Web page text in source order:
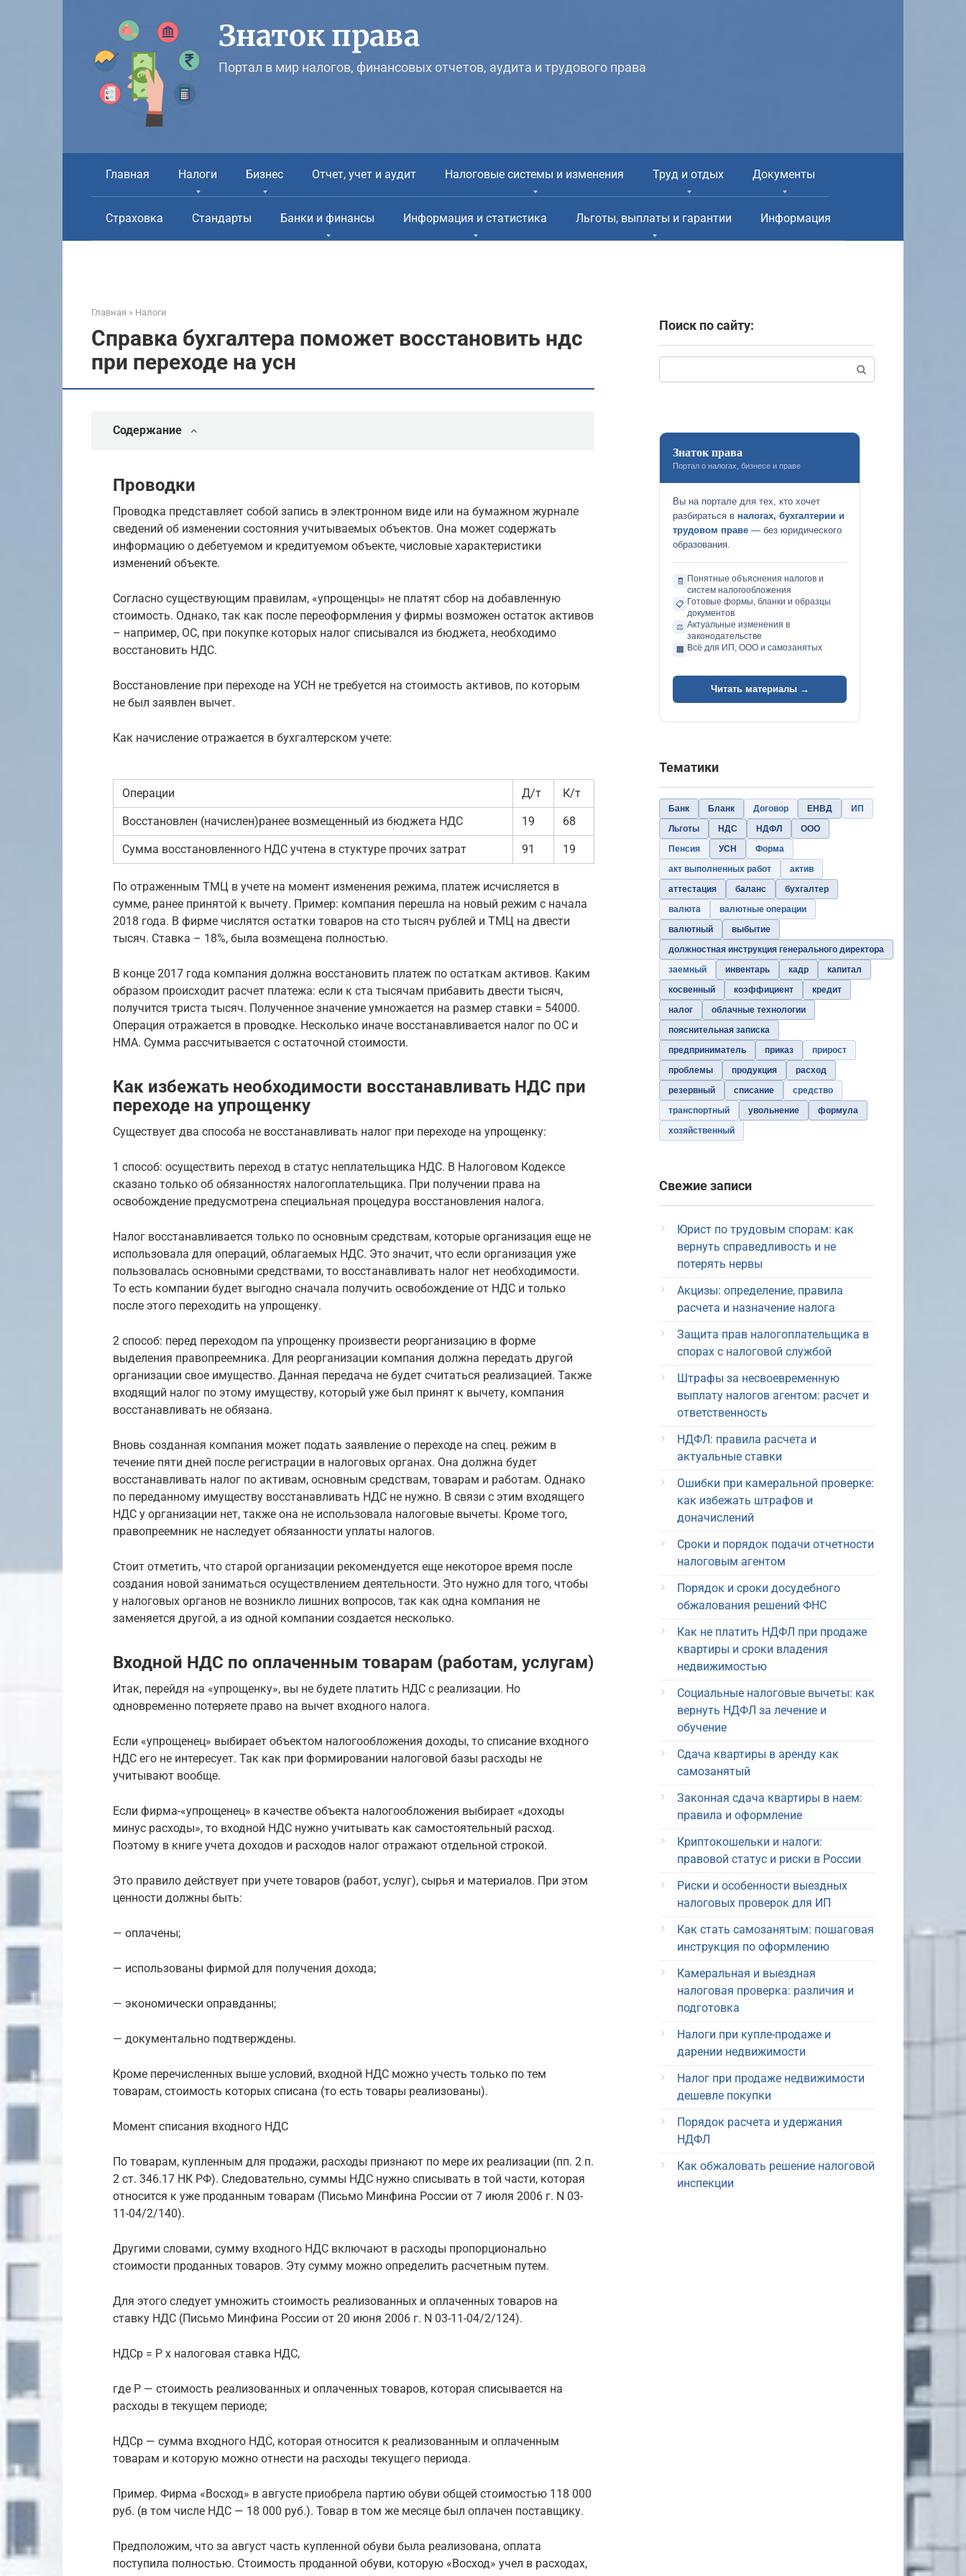
Знаток права
Портал в мир налогов, финансовых отчетов, аудита и трудового права
Главная Налоги Бизнес Отчет, учет и аудит Налоговые системы и изменения Труд и отдых Документы
Страховка Стандарты Банки и финансы Информация и статистика Льготы, выплаты и гарантии Информация
Главная » Налоги
Справка бухгалтера поможет восстановить ндс
при переходе на усн
Содержание
Проводки
Проводка представляет собой запись в электронном виде или на бумажном журнале
сведений об изменении состояния учитываемых объектов. Она может содержать
информацию о дебетуемом и кредитуемом объекте, числовые характеристики
изменений объекте.
Согласно существующим правилам, «упрощенцы» не платят сбор на добавленную
стоимость. Однако, так как после переоформления у фирмы возможен остаток активов
– например, ОС, при покупке которых налог списывался из бюджета, необходимо
восстановить НДС.
Восстановление при переходе на УСН не требуется на стоимость активов, по которым
не был заявлен вычет.
Как начисление отражается в бухгалтерском учете:
Операции Д/т К/т
Восстановлен (начислен)ранее возмещенный из бюджета НДС 19 68
Сумма восстановленного НДС учтена в стуктуре прочих затрат 91 19
По отраженным ТМЦ в учете на момент изменения режима, платеж исчисляется в
сумме, ранее принятой к вычету. Пример: компания перешла на новый режим с начала
2018 года. В фирме числятся остатки товаров на сто тысяч рублей и ТМЦ на двести
тысяч. Ставка – 18%, была возмещена полностью.
В конце 2017 года компания должна восстановить платеж по остаткам активов. Каким
образом происходит расчет платежа: если к ста тысячам прибавить двести тысяч,
получится триста тысяч. Полученное значение умножается на размер ставки = 54000.
Операция отражается в проводке. Несколько иначе восстанавливается налог по ОС и
НМА. Сумма рассчитывается с остаточной стоимости.
Как избежать необходимости восстанавливать НДС при
переходе на упрощенку
Существует два способа не восстанавливать налог при переходе на упрощенку:
1 способ: осуществить переход в статус неплательщика НДС. В Налоговом Кодексе
сказано только об обязанностях налогоплательщика. При получении права на
освобождение предусмотрена специальная процедура восстановления налога.
Налог восстанавливается только по основным средствам, которые организация еще не
использовала для операций, облагаемых НДС. Это значит, что если организация уже
пользовалась основными средствами, то восстанавливать налог нет необходимости.
То есть компании будет выгодно сначала получить освобождение от НДС и только
после этого переходить на упрощенку.
2 способ: перед переходом па упрощенку произвести реорганизацию в форме
выделения правопреемника. Для реорганизации компания должна передать другой
организации свое имущество. Данная передача не будет считаться реализацией. Также
входящий налог по этому имуществу, который уже был принят к вычету, компания
восстанавливать не обязана.
Вновь созданная компания может подать заявление о переходе на спец. режим в
течение пяти дней после регистрации в налоговых органах. Она должна будет
восстанавливать налог по активам, основным средствам, товарам и работам. Однако
по переданному имуществу восстанавливать НДС не нужно. В связи с этим входящего
НДС у организации нет, также она не использовала налоговые вычеты. Кроме того,
правопреемник не наследует обязанности уплаты налогов.
Стоит отметить, что старой организации рекомендуется еще некоторое время после
создания новой заниматься осуществлением деятельности. Это нужно для того, чтобы
у налоговых органов не возникло лишних вопросов, так как одна компания не
заменяется другой, а из одной компании создается несколько.
Входной НДС по оплаченным товарам (работам, услугам)
Итак, перейдя на «упрощенку», вы не будете платить НДС с реализации. Но
одновременно потеряете право на вычет входного налога.
Если «упрощенец» выбирает объектом налогообложения доходы, то списание входного
НДС его не интересует. Так как при формировании налоговой базы расходы не
учитывают вообще.
Если фирма-«упрощенец» в качестве объекта налогообложения выбирает «доходы
минус расходы», то входной НДС нужно учитывать как самостоятельный расход.
Поэтому в книге учета доходов и расходов налог отражают отдельной строкой.
Это правило действует при учете товаров (работ, услуг), сырья и материалов. При этом
ценности должны быть:
— оплачены;
— использованы фирмой для получения дохода;
— экономически оправданны;
— документально подтверждены.
Кроме перечисленных выше условий, входной НДС можно учесть только по тем
товарам, стоимость которых списана (то есть товары реализованы).
Момент списания входного НДС
По товарам, купленным для продажи, расходы признают по мере их реализации (пп. 2 п.
2 ст. 346.17 НК РФ). Следовательно, суммы НДС нужно списывать в той части, которая
относится к уже проданным товарам (Письмо Минфина России от 7 июля 2006 г. N 03-
11-04/2/140).
Другими словами, сумму входного НДС включают в расходы пропорционально
стоимости проданных товаров. Эту сумму можно определить расчетным путем.
Для этого следует умножить стоимость реализованных и оплаченных товаров на
ставку НДС (Письмо Минфина России от 20 июня 2006 г. N 03-11-04/2/124).
НДСр = Р x налоговая ставка НДС,
где Р — стоимость реализованных и оплаченных товаров, которая списывается на
расходы в текущем периоде;
НДСр — сумма входного НДС, которая относится к реализованным и оплаченным
товарам и которую можно отнести на расходы текущего периода.
Пример. Фирма «Восход» в августе приобрела партию обуви общей стоимостью 118 000
руб. (в том числе НДС — 18 000 руб.). Товар в том же месяце был оплачен поставщику.
Предположим, что за август часть купленной обуви была реализована, оплата
поступила полностью. Стоимость проданной обуви, которую «Восход» учел в расходах,
Поиск по сайту:
Знаток права
Портал о налогах, бизнесе и праве
Вы на портале для тех, кто хочет
разбираться в налогах, бухгалтерии и
трудовом праве — без юридического
образования.
🧾
Понятные объяснения налогов и
систем налогообложения
📋 Готовые формы, бланки и образцы
документов
⚖️ Актуальные изменения в
законодательстве
🏢 Всё для ИП, ООО и самозанятых
Читать материалы →
Тематики
Банк Бланк Договор ЕНВД
ИП
Льготы
НДС НДФЛ
ООО
Пенсия
УСН
Форма
акт выполненных работ
актив
аттестация
баланс
бухгалтер
валюта
валютные операции
валютный
выбытие
должностная инструкция генерального директора
заемный
инвентарь кадр
капитал
косвенный
коэффициент
кредит
налог
облачные технологии
пояснительная записка
предприниматель
приказ
прирост
проблемы
продукция
расход
резервный
списание
средство
транспортный
увольнение
формула
хозяйственный
Свежие записи
Юрист по трудовым спорам: как
вернуть справедливость и не
потерять нервы
Акцизы: определение, правила
расчета и назначение налога
Защита прав налогоплательщика в
спорах с налоговой службой
Штрафы за несвоевременную
выплату налогов агентом: расчет и
ответственность
НДФЛ: правила расчета и
актуальные ставки
Ошибки при камеральной проверке:
как избежать штрафов и
доначислений
Сроки и порядок подачи отчетности
налоговым агентом
Порядок и сроки досудебного
обжалования решений ФНС
Как не платить НДФЛ при продаже
квартиры и сроки владения
недвижимостью
Социальные налоговые вычеты: как
вернуть НДФЛ за лечение и
обучение
Сдача квартиры в аренду как
самозанятый
Законная сдача квартиры в наем:
правила и оформление
Криптокошельки и налоги:
правовой статус и риски в России
Риски и особенности выездных
налоговых проверок для ИП
Как стать самозанятым: пошаговая
инструкция по оформлению
Камеральная и выездная
налоговая проверка: различия и
подготовка
Налоги при купле-продаже и
дарении недвижимости
Налог при продаже недвижимости
дешевле покупки
Порядок расчета и удержания
НДФЛ
Как обжаловать решение налоговой
инспекции